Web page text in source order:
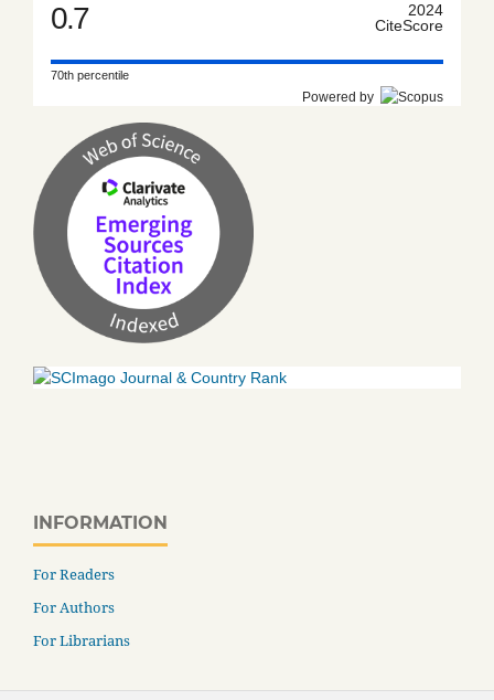
0.7
2024
CiteScore
70th percentile
Powered by
INFORMATION
For Readers
For Authors
For Librarians